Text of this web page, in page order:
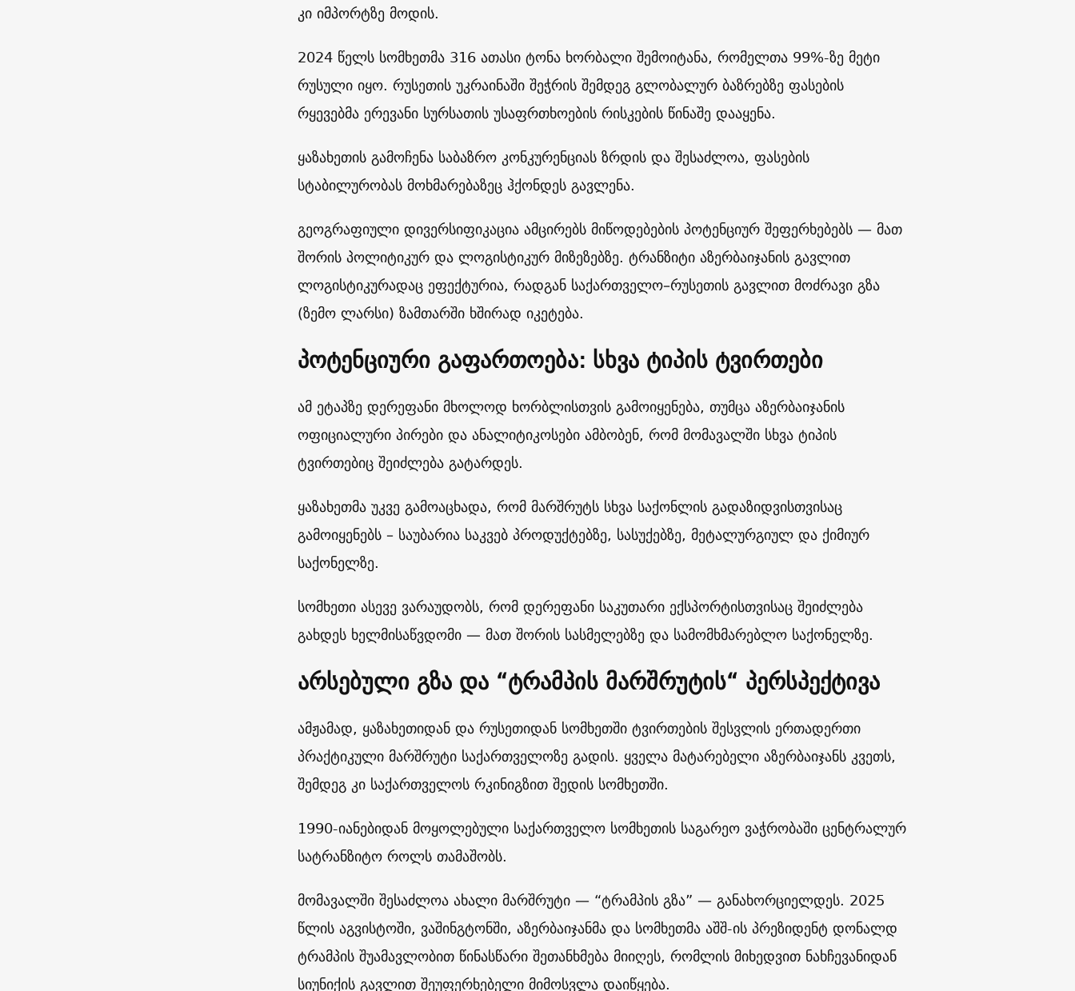
კი იმპორტზე მოდის.
2024 წელს სომხეთმა 316 ათასი ტონა ხორბალი შემოიტანა, რომელთა 99%-ზე მეტი
რუსული იყო. რუსეთის უკრაინაში შეჭრის შემდეგ გლობალურ ბაზრებზე ფასების
რყევებმა ერევანი სურსათის უსაფრთხოების რისკების წინაშე დააყენა.
ყაზახეთის გამოჩენა საბაზრო კონკურენციას ზრდის და შესაძლოა, ფასების
სტაბილურობას მოხმარებაზეც ჰქონდეს გავლენა.
გეოგრაფიული დივერსიფიკაცია ამცირებს მიწოდებების პოტენციურ შეფერხებებს — მათ
შორის პოლიტიკურ და ლოგისტიკურ მიზეზებზე. ტრანზიტი აზერბაიჯანის გავლით
ლოგისტიკურადაც ეფექტურია, რადგან საქართველო–რუსეთის გავლით მოძრავი გზა
(ზემო ლარსი) ზამთარში ხშირად იკეტება.
პოტენციური გაფართოება: სხვა ტიპის ტვირთები
ამ ეტაპზე დერეფანი მხოლოდ ხორბლისთვის გამოიყენება, თუმცა აზერბაიჯანის
ოფიციალური პირები და ანალიტიკოსები ამბობენ, რომ მომავალში სხვა ტიპის
ტვირთებიც შეიძლება გატარდეს.
ყაზახეთმა უკვე გამოაცხადა, რომ მარშრუტს სხვა საქონლის გადაზიდვისთვისაც
გამოიყენებს – საუბარია საკვებ პროდუქტებზე, სასუქებზე, მეტალურგიულ და ქიმიურ
საქონელზე.
სომხეთი ასევე ვარაუდობს, რომ დერეფანი საკუთარი ექსპორტისთვისაც შეიძლება
გახდეს ხელმისაწვდომი — მათ შორის სასმელებზე და სამომხმარებლო საქონელზე.
არსებული გზა და “ტრამპის მარშრუტის“ პერსპექტივა
ამჟამად, ყაზახეთიდან და რუსეთიდან სომხეთში ტვირთების შესვლის ერთადერთი
პრაქტიკული მარშრუტი საქართველოზე გადის. ყველა მატარებელი აზერბაიჯანს კვეთს,
შემდეგ კი საქართველოს რკინიგზით შედის სომხეთში.
1990-იანებიდან მოყოლებული საქართველო სომხეთის საგარეო ვაჭრობაში ცენტრალურ
სატრანზიტო როლს თამაშობს.
მომავალში შესაძლოა ახალი მარშრუტი — “ტრამპის გზა” — განახორციელდეს. 2025
წლის აგვისტოში, ვაშინგტონში, აზერბაიჯანმა და სომხეთმა აშშ-ის პრეზიდენტ დონალდ
ტრამპის შუამავლობით წინასწარი შეთანხმება მიიღეს, რომლის მიხედვით ნახჩევანიდან
სიუნიქის გავლით შეუფერხებელი მიმოსვლა დაიწყება.